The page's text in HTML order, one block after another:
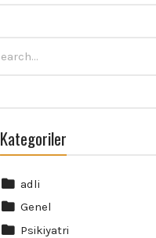
Kategoriler
adli
Genel
Psikiyatri